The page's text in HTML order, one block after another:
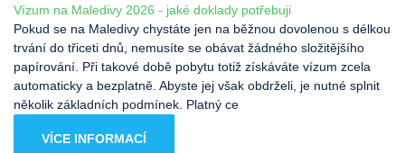
Vízum na Maledivy 2026 - jaké doklady potřebuji
Pokud se na Maledivy chystáte jen na běžnou dovolenou s délkou
trvání do třiceti dnů, nemusíte se obávat žádného složitějšího
papírování. Při takové době pobytu totiž získáváte vízum zcela
automaticky a bezplatně. Abyste jej však obdrželi, je nutné splnit
několik základních podmínek. Platný ce
VÍCE INFORMACÍ